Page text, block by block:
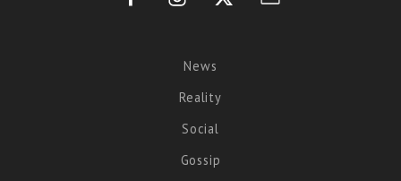
News
Reality
Social
Gossip